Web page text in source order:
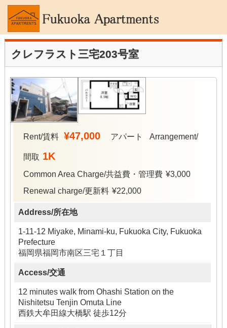
クレフラスト三宅203号室
Rent/賃料 ¥47,000 アパート Arrangement/
間取 1K
Common Area Charge/共益費・管理費 ¥3,000
Renewal charge/更新料 ¥22,000
Address/所在地
1-11-12 Miyake, Minami-ku, Fukuoka City, Fukuoka
Prefecture
福岡県福岡市南区三宅１丁目
Access/交通
12 minutes walk from Ohashi Station on the
Nishitetsu Tenjin Omuta Line
西鉄大牟田線大橋駅 徒歩12分